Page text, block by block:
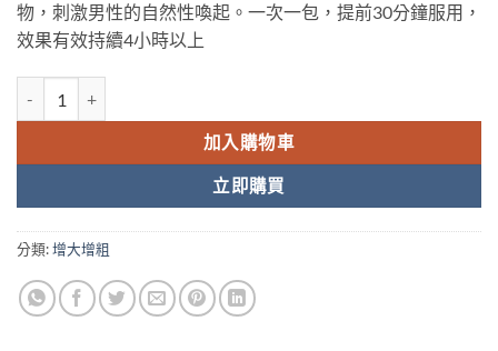
物，刺激男性的自然性喚起。一次一包，提前30分鐘服用，
效果有效持續4小時以上
加入購物車
立即購買
分類:增大增粗